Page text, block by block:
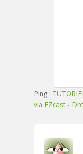
Ping :
via EZcast -